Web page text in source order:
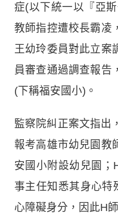
症(以下統一以『亞
教師指控遭校長霸凌
王幼玲委員對此立案
員審查通過調查報告
(下稱福安國小)。
監察院糾正案文指出
報考高雄市幼兒園教
安國小附設幼兒園；
事主任知悉其身心特
心障礙身分，因此H